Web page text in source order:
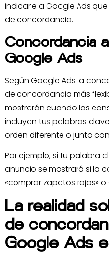
indicarle a Google Ads
de concordancia.
Concordancia
Google Ads
Según Google Ads la
de concordancia más
mostrarán cuando las
incluyan tus palabras
orden diferente o junto
Por ejemplo, si tu palabra
anuncio se mostrará si la
«comprar zapatos rojos»
La realidad
de
Google Ads